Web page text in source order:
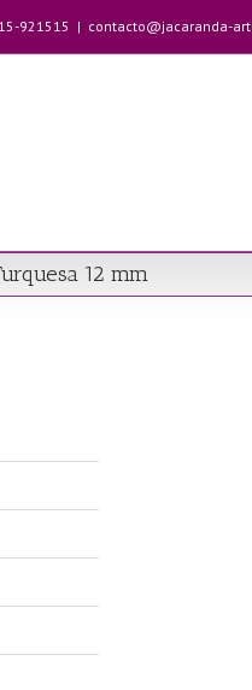
921515 | contacto@jacaranda-
12 mm